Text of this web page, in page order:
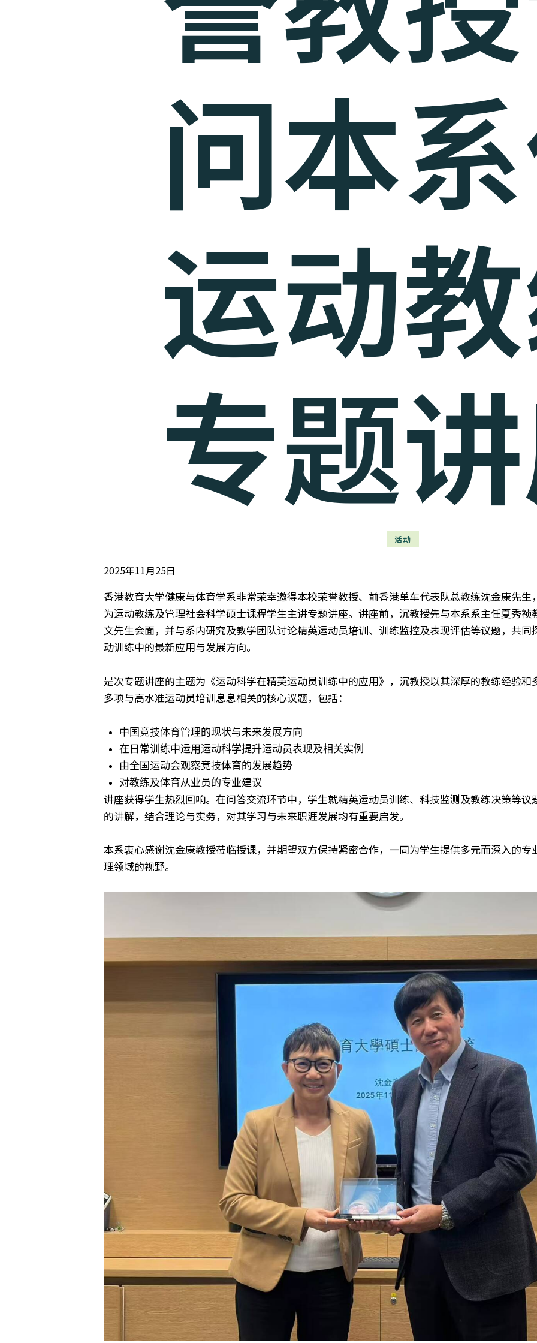
问本
运动
专题
活动
2025年11月25日
香港教育大学健康与体育学系非常荣幸邀得本校荣誉教授、前香港单车代表队总教练沈金康先生
为运动教练及管理社会科学硕士课程学生主讲专题讲座。讲座前，沉教授先与本系系主任夏秀
文先生会面，并与系内研究及教学团队讨论精英运动员培训、训练监控及表现评估等议题，共
动训练中的最新应用与发展方向。
是次专题讲座的主题为《运动科学在精英运动员训练中的应用》，沉教授以其深厚的教练经验
多项与高水准运动员培训息息相关的核心议题，包括：
中国竞技体育管理的现状与未来发展方向
在日常训练中运用运动科学提升运动员表现及相关实例
由全国运动会观察竞技体育的发展趋势
对教练及体育从业员的专业建议
讲座获得学生热烈回响。在问答交流环节中，学生就精英运动员训练、科技监测及教练决策等
的讲解，结合理论与实务，对其学习与未来职涯发展均有重要启发。
本系衷心感谢沈金康教授莅临授课，并期望双方保持紧密合作，一同为学生提供多元而深入的
理领域的视野。